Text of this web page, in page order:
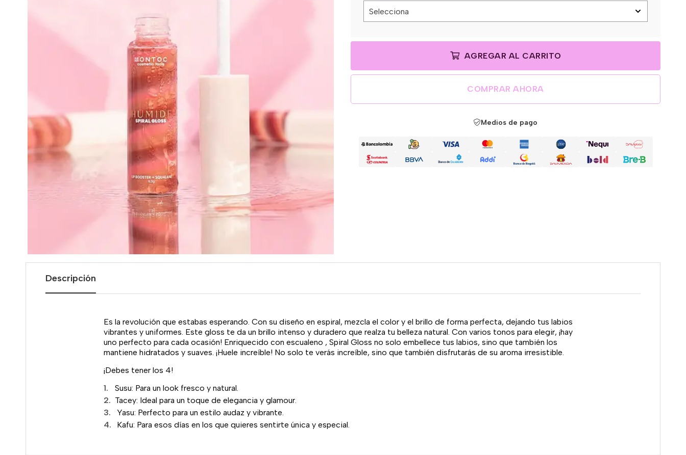
AGREGAR AL CARRITO
COMPRAR AHORA
Medios de pago
Descripción
Es la revolución que estabas esperando. Con su diseño en espiral, mezcla el color y el brillo de forma perfecta, dejando tus labios
vibrantes y uniformes. Este gloss te da un brillo intenso y duradero que realza tu belleza natural. Con varios tonos para elegir, ¡hay
uno perfecto para cada ocasión! Enriquecido con escualeno , Spiral Gloss no solo embellece tus labios, sino que también los
mantiene hidratados y suaves. ¡Huele increíble! No solo te verás increíble, sino que también disfrutarás de su aroma irresistible.
¡Debes tener los 4!
Susu: Para un look fresco y natural.
Tacey: Ideal para un toque de elegancia y glamour.
Yasu: Perfecto para un estilo audaz y vibrante.
Kafu: Para esos días en los que quieres sentirte única y especial.